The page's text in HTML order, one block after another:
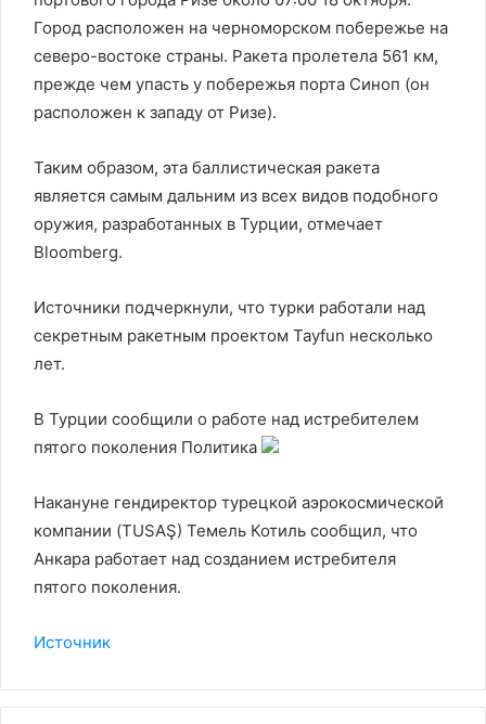
Город расположен на черноморском побережье на
северо-востоке страны. Ракета пролетела 561 км,
прежде чем упасть у побережья порта Синоп (он
расположен к западу от Ризе).
Таким образом, эта баллистическая ракета
является самым дальним из всех видов подобного
оружия, разработанных в Турции, отмечает
Bloomberg.
Источники подчеркнули, что турки работали над
секретным ракетным проектом Tayfun несколько
лет.
В Турции сообщили о работе над истребителем
пятого поколения Политика
Накануне гендиректор турецкой аэрокосмической
компании (TUSAŞ) Темель Котиль сообщил, что
Анкара работает над созданием истребителя
пятого поколения.
Источник